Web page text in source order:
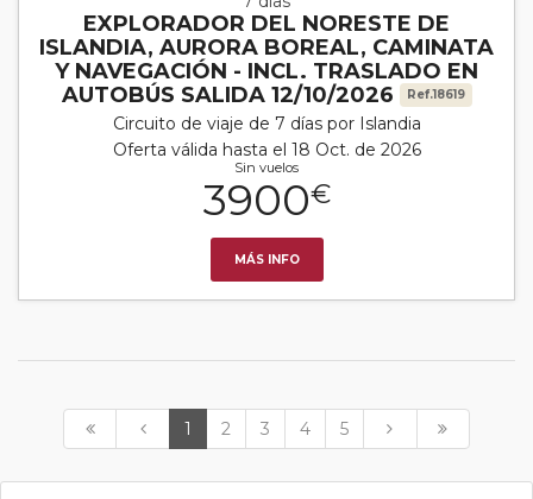
EXPLORADOR DEL NORESTE DE
ISLANDIA, AURORA BOREAL, CAMINATA
Y NAVEGACIÓN - INCL. TRASLADO EN
AUTOBÚS SALIDA 12/10/2026
Ref.18619
Circuito de viaje de 7 días por Islandia
Oferta válida hasta el 18 Oct. de 2026
Sin vuelos
3900€
MÁS INFO
1 2 3 4 5